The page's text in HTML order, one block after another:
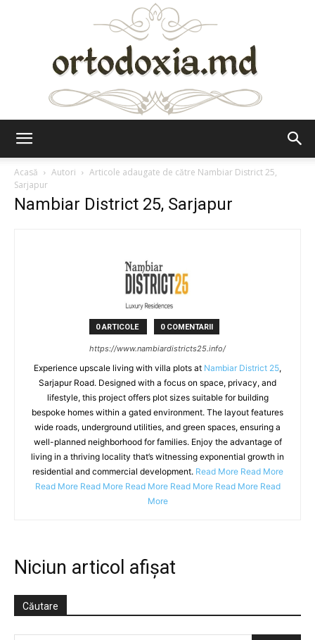
Acasă
Autori
Articole adaugate de către Nambiar District 25,
Sarjapur
Nambiar District 25, Sarjapur
0 ARTICOLE 0 COMENTARII
https://www.nambiardistricts25.info/
Experience upscale living with villa plots at Nambiar District 25,
Sarjapur Road. Designed with a focus on space, privacy, and
lifestyle, this project offers plot sizes suitable for building
bespoke homes within a gated environment. The layout features
wide roads, underground utilities, and green spaces, ensuring a
well-planned neighborhood for families. Enjoy the advantage of
living in a thriving locality that’s witnessing exponential growth in
residential and commercial development. Read More Read More
Read More Read More Read More Read More Read More Read
More
Niciun articol afișat
Căutare